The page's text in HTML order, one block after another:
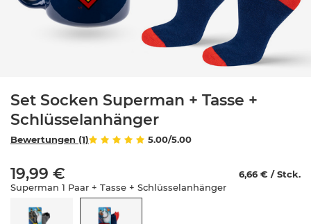
Set Socken Superman + Tasse +
Schlüsselanhänger
5.00/5.00
Bewertungen (1)
19,99 €
6,66 € / Stck.
Superman 1 Paar + Tasse + Schlüsselanhänger